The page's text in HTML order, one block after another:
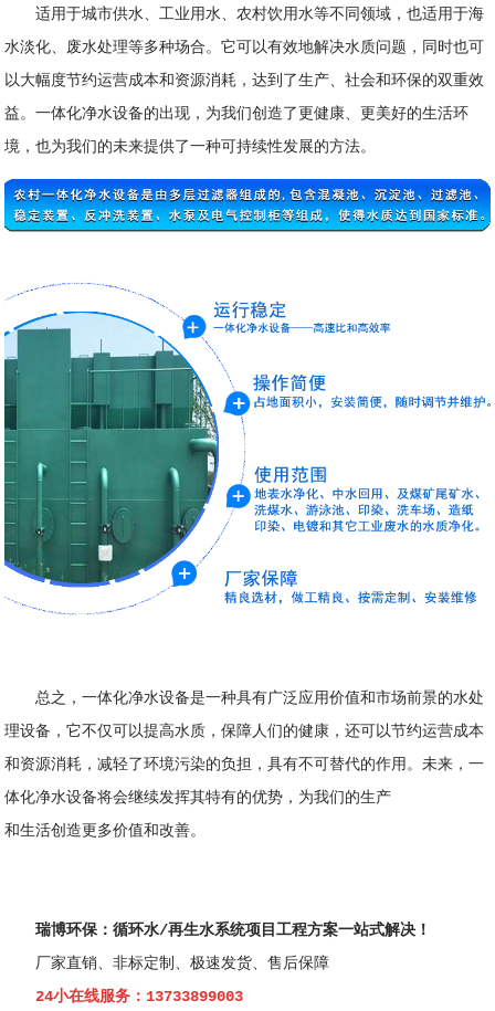
适用于城市供水、工业用水、农村饮用水等不同领域，也适用于海
水淡化、废水处理等多种场合。它可以有效地解决水质问题，同时也可
以大幅度节约运营成本和资源消耗，达到了生产、社会和环保的双重效
益。一体化净水设备的出现，为我们创造了更健康、更美好的生活环
境，也为我们的未来提供了一种可持续性发展的方法。
总之，一体化净水设备是一种具有广泛应用价值和市场前景的水处
理设备，它不仅可以提高水质，保障人们的健康，还可以节约运营成本
和资源消耗，减轻了环境污染的负担，具有不可替代的作用。未来，一
体化净水设备将会继续发挥其特有的优势，为我们的生产
和生活创造更多价值和改善。
瑞博环保：循环水/再生水系统项目工程方案一站式解决！
厂家直销、非标定制、极速发货、售后保障
24小在线服务：13733899003